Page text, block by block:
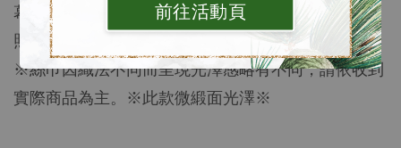
前往活動頁
幕色差不盡相同，與實品較相近之顏色可參考單品
照。
※絲巾因織法不同而呈現光澤感略有不同，請依收到
實際商品為主。※此款微緞面光澤※